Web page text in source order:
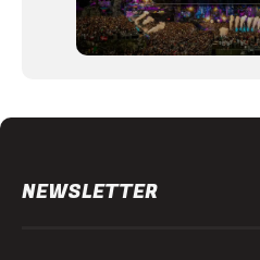
NEWSLETTER